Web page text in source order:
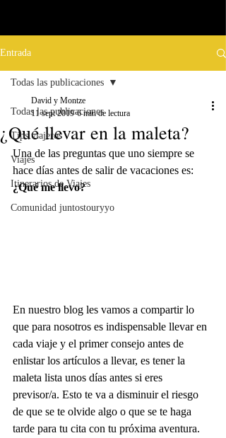
Entrada
Todas las publicaciones
Tips viajeros
Viajes
Itinerarios de Viajes
Comunidad juntostouryyo
Todas las publicaciones
¿Qué llevar en la maleta?
David y Montze
11 sept 2019 6 min de lectura
Una de las preguntas que uno siempre se
hace días antes de salir de vacaciones es:
¿Qué me llevo?
En nuestro blog les vamos a compartir lo
que para nosotros es indispensable llevar en
cada viaje y el primer consejo antes de
enlistar los artículos a llevar, es tener la
maleta lista unos días antes si eres
previsor/a. Esto te va a disminuir el riesgo
de que se te olvide algo o que se te haga
tarde para tu cita con tu próxima aventura.